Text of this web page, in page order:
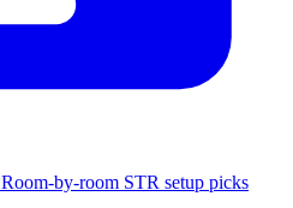
Room-by-room STR setup picks